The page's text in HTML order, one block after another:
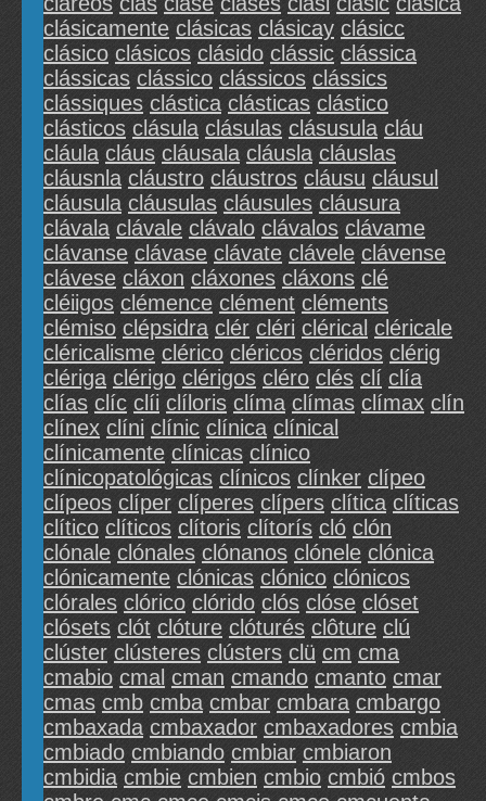
clásicamente clásicas clásicay clásicc
clásico clásicos clásido clássic clássica
clássicas clássico clássicos clássics
clássiques clástica clásticas clástico
clásticos clásula clásulas clásusula cláu
cláula cláus cláusala cláusla cláuslas
cláusnla cláustro cláustros cláusu cláusul
cláusula cláusulas cláusules cláusura
clávala clávale clávalo clávalos clávame
clávanse clávase clávate clávele clávense
clávese cláxon cláxones cláxons clé
cléiigos clémence clément cléments
clémiso clépsidra clér cléri clérical cléricale
cléricalisme clérico cléricos cléridos clérig
clériga clérigo clérigos cléro clés clí clía
clías clíc clíi clíloris clíma clímas clímax clín
clínex clíni clínic clínica clínical
clínicamente clínicas clínico
clínicopatológicas clínicos clínker clípeo
clípeos clíper clíperes clípers clítica clíticas
clítico clíticos clítoris clítorís cló clón
clónale clónales clónanos clónele clónica
clónicamente clónicas clónico clónicos
clórales clórico clórido clós clóse clóset
clósets clót clóture clóturés clôture clú
clúster clústeres clústers clü cm cma
cmabio cmal cman cmando cmanto cmar
cmas cmb cmba cmbar cmbara cmbargo
cmbaxada cmbaxador cmbaxadores cmbia
cmbiado cmbiando cmbiar cmbiaron
cmbidia cmbie cmbien cmbio cmbió cmbos